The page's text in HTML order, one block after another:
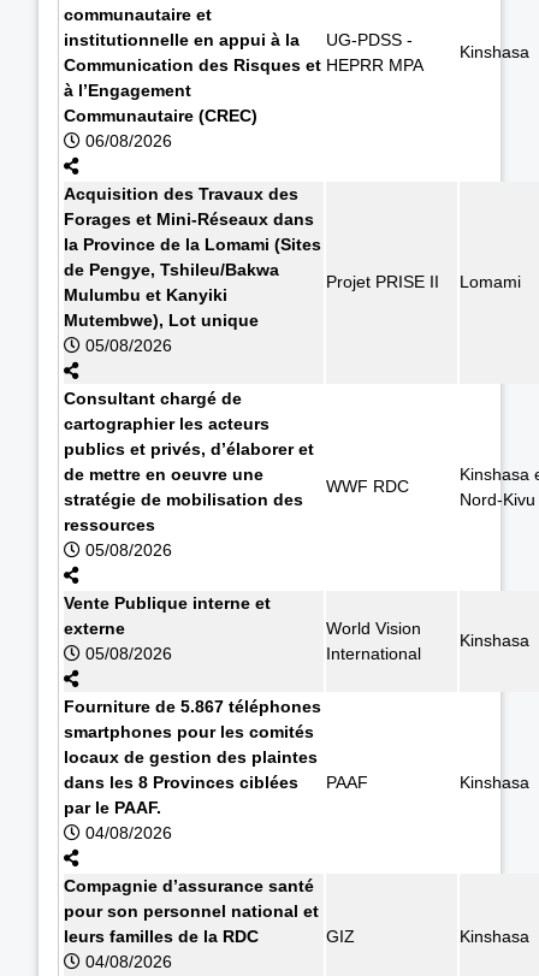
communautaire et
institutionnelle en appui à la
Communication des Risques et
à l’Engagement
Communautaire (CREC)
06/08/2026
UG-PDSS -
HEPRR MPA
Kinshasa
Acquisition des Travaux des
Forages et Mini-Réseaux dans
la Province de la Lomami (Sites
de Pengye, Tshileu/Bakwa
Mulumbu et Kanyiki
Mutembwe), Lot unique
05/08/2026
Projet PRISE II Lomami
Consultant chargé de
cartographier les acteurs
publics et privés, d’élaborer et
de mettre en oeuvre une
stratégie de mobilisation des
ressources
05/08/2026
WWF RDC
Kinshasa
Nord-Kivu
Vente Publique interne et
externe
05/08/2026
World Vision
International
Kinshasa
Fourniture de 5.867 téléphones
smartphones pour les comités
locaux de gestion des plaintes
dans les 8 Provinces ciblées
par le PAAF.
04/08/2026
PAAF Kinshasa
Compagnie d’assurance santé
pour son personnel national et
leurs familles de la RDC
04/08/2026
GIZ Kinshasa